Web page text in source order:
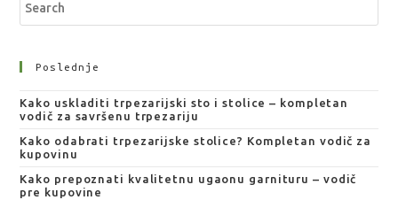
Poslednje
Kako uskladiti trpezarijski sto i stolice – kompletan
vodič za savršenu trpezariju
Kako odabrati trpezarijske stolice? Kompletan vodič za
kupovinu
Kako prepoznati kvalitetnu ugaonu garnituru – vodič
pre kupovine